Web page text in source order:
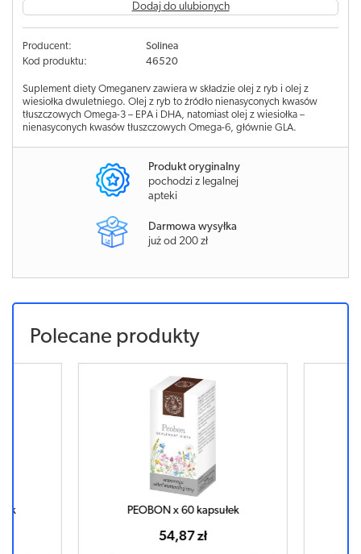
Dodaj do ulubionych
Producent:
Solinea
Kod produktu:
46520
Suplement diety Omeganerv zawiera w składzie olej z ryb i olej z
wiesiołka dwuletniego. Olej z ryb to źródło nienasyconych kwasów
tłuszczowych Omega-3 – EPA i DHA, natomiast olej z wiesiołka –
nienasyconych kwasów tłuszczowych Omega-6, głównie GLA.
Produkt oryginalny
pochodzi z legalnej
apteki
Darmowa wysyłka
już od 200 zł
Polecane produkty
PEOBON x 60 kapsułek
54,87 zł